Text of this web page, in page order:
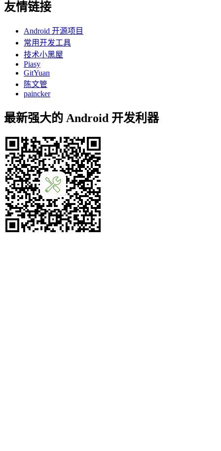
友情链接
Android 开源项目
常用开发工具
技术小黑屋
Piasy
GitYuan
陈文管
paincker
最新强大的 Android 开发利器